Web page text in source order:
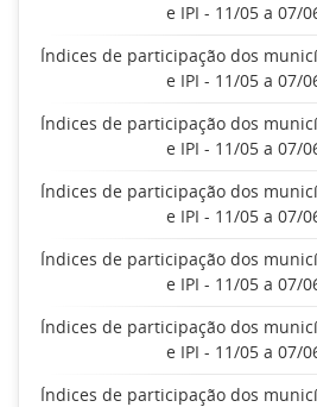
e IPI - 11/05 a 07/
Índices de participação dos
e IPI - 11/05 a 07/
Índices de participação dos
e IPI - 11/05 a 07/
Índices de participação dos
e IPI - 11/05 a 07/
Índices de participação dos
e IPI - 11/05 a 07/
Índices de participação dos
e IPI - 11/05 a 07/
Índices de participação dos